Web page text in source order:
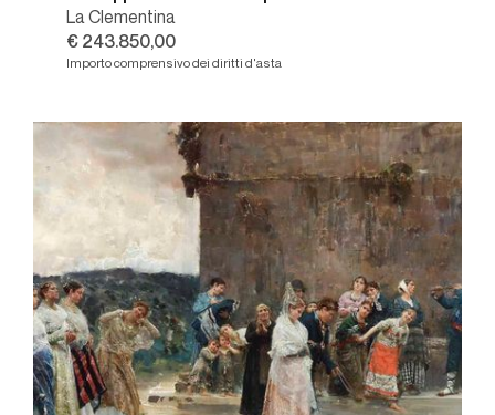
La Clementina
€ 243.850,00
Importo comprensivo dei diritti d'asta